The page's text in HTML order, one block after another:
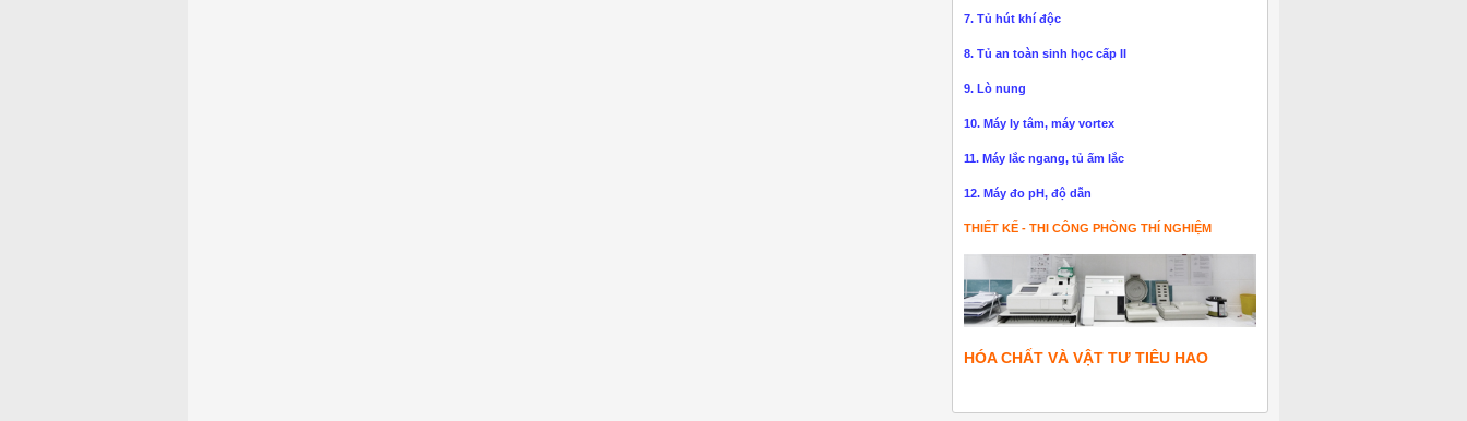
7. Tủ hút khí độc
8. Tủ an toàn sinh học cấp II
9. Lò nung
10. Máy ly tâm, máy vortex
11. Máy lắc ngang, tủ ấm lắc
12. Máy đo pH, độ dẫn
THIẾT KẾ - THI CÔNG PHÒNG THÍ NGHIỆM
HÓA CHẤT VÀ VẬT TƯ TIÊU HAO